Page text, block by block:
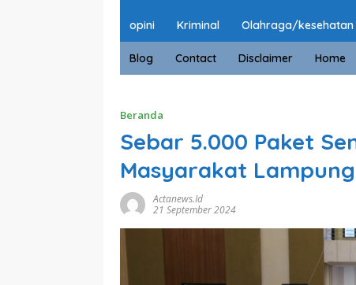
opini Kriminal Olahraga/kesehatan
Blog Contact Disclaimer Home
Beranda
Sebar 5.000 Paket
Masyarakat
Actanews.id
21 September 2024